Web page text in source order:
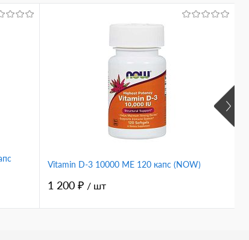
Vitamin D-3 10000 ME 120 капс (NOW)
1 200 ₽ / шт